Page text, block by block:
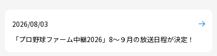
2026/08/03
「プロ野球ファーム中継2026」8～９月の放送日程が決定！